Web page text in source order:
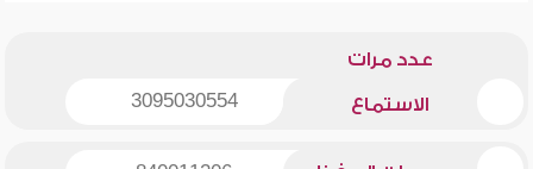
عدد مرات
الاستماع 3095030554